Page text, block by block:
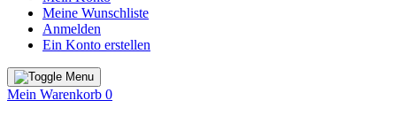
Meine Wunschliste
Anmelden
Ein Konto erstellen
Mein Warenkorb 0